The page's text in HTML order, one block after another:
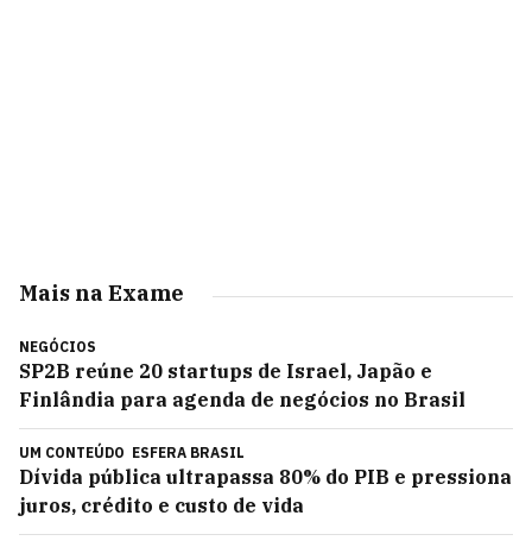
Mais na Exame
NEGÓCIOS
SP2B reúne 20 startups de Israel, Japão e
Finlândia para agenda de negócios no Brasil
UM CONTEÚDO ESFERA BRASIL
Dívida pública ultrapassa 80% do PIB e pressiona
juros, crédito e custo de vida